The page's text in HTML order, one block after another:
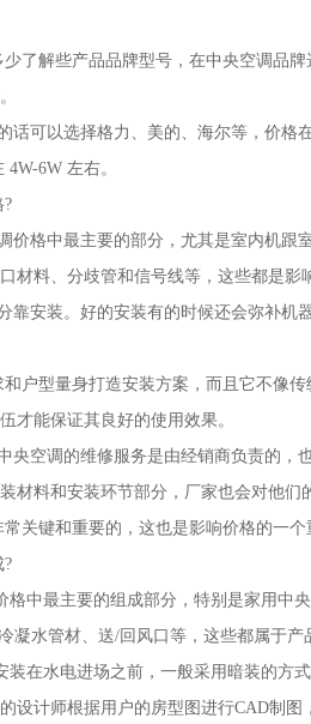
少了解些产品品牌型号，在中央空调品
可以选择格力、美的、海尔等，价格
6W 左右。
格中最主要的部分，尤其是室内机跟
材料、分歧管和信号线等，这些都是影
安装。好的安装有的时候还会弥补机
型量身打造安装方案，而且它不像传
才能保证其良好的使用效果。
空调的维修服务是由经销商负责的，
材料和安装环节部分，厂家也会对他
关键和重要的，这也是影响价格的一个
最主要的组成部分，特别是家用中
凝水管材、送/回风口等，这些都属于产
水电进场之前，一般采用暗装的方
设计师根据用户的房型图进行CAD制图